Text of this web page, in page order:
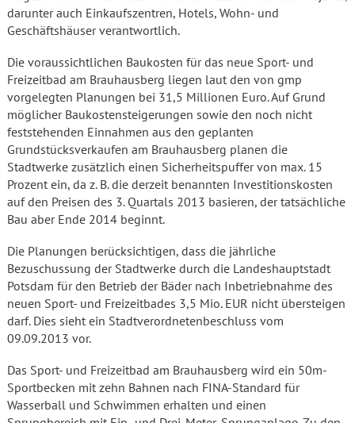
darunter auch Einkaufszentren, Hotels, Wohn- und
Geschäftshäuser verantwortlich.
Die voraussichtlichen Baukosten für das neue Sport- und
Freizeitbad am Brauhausberg liegen laut den von gmp
vorgelegten Planungen bei 31,5 Millionen Euro. Auf Grund
möglicher Baukostensteigerungen sowie den noch nicht
feststehenden Einnahmen aus den geplanten
Grundstücksverkaufen am Brauhausberg planen die
Stadtwerke zusätzlich einen Sicherheitspuffer von max. 15
Prozent ein, da z. B. die derzeit benannten Investitionskosten
auf den Preisen des 3. Quartals 2013 basieren, der tatsächliche
Bau aber Ende 2014 beginnt.
Die Planungen berücksichtigen, dass die jährliche
Bezuschussung der Stadtwerke durch die Landeshauptstadt
Potsdam für den Betrieb der Bäder nach Inbetriebnahme des
neuen Sport- und Freizeitbades 3,5 Mio. EUR nicht übersteigen
darf. Dies sieht ein Stadtverordnetenbeschluss vom
09.09.2013 vor.
Das Sport- und Freizeitbad am Brauhausberg wird ein 50m-
Sportbecken mit zehn Bahnen nach FINA-Standard für
Wasserball und Schwimmen erhalten und einen